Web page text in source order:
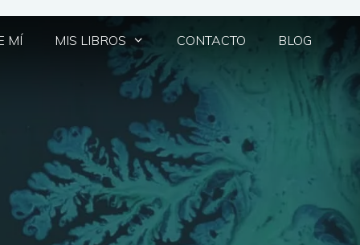
MÍ MIS LIBROS CONTACTO BLOG